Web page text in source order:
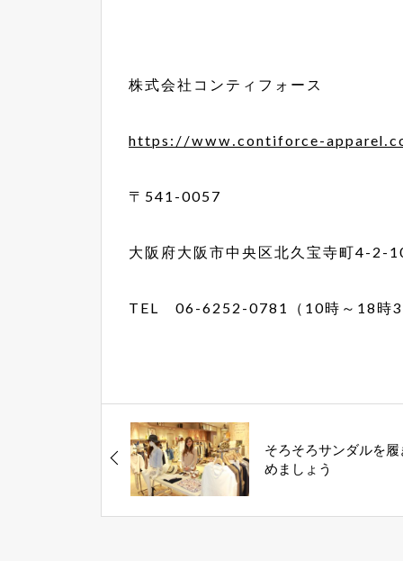
株式会社コンティフォース
https://www.contiforce-
〒541-0057
大阪府大阪市中央区北久宝寺町4-
TEL 06-6252-0781（10時～18時
そろそろサンダルを履
めましょう